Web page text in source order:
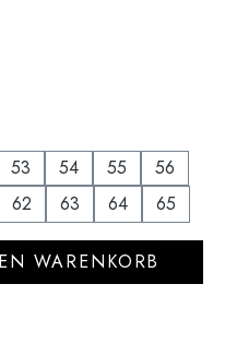
53 54 55
56
62 63 64 65
gewünschten
WARENKORB